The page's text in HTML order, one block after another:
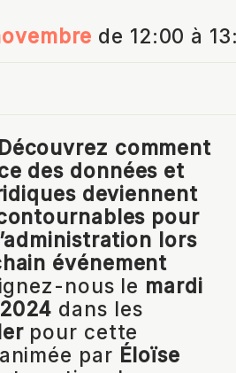
de 12:00 à
Découvrez comment
des données et
deviennent
pour
lors
événement
nous le mardi
dans les
pour cette
par Éloïse